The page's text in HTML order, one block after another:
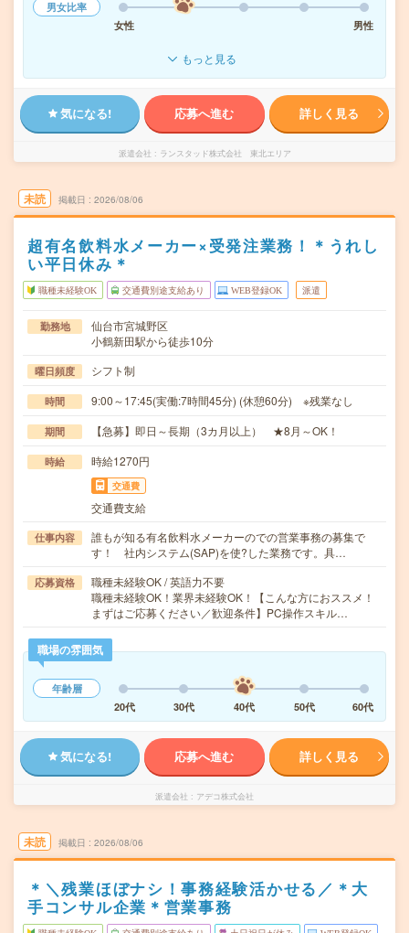
男女比率
女性
男性
もっと見る
気になる! 応募へ進む 詳しく見る
派遣会社 ランスタッド株式会社 東北エリア
未読 掲載日 2026/08/06
超有名飲料水メーカー×受発注業務！＊うれし
い平日休み＊
職種未経験OK 交通費別途支給あり WEB登録OK 派遣
勤務地
仙台市宮城野区
小鶴新田駅から徒歩10分
曜日頻度 シフト制
時間 9:00～17:45(実働:7時間45分) (休憩60分) ※残業なし
期間 【急募】即日～長期（3カ月以上） ★8月～OK！
時給 時給1270円
交通費
交通費支給
仕事内容
誰もが知る有名飲料水メーカーのでの営業事務の募集で
す！ 社内システム(SAP)を使?した業務です。具…
応募資格
職種未経験OK / 英語力不要
職種未経験OK！業界未経験OK！【こんな方におススメ！
まずはご応募ください／歓迎条件】PC操作スキル…
職場の雰囲気
年齢層
20代
30代 40代 50代 60代
気になる! 応募へ進む 詳しく見る
派遣会社 アデコ株式会社
未読 掲載日 2026/08/06
＊＼残業ほぼナシ！事務経験活かせる／＊大
手コンサル企業＊営業事務